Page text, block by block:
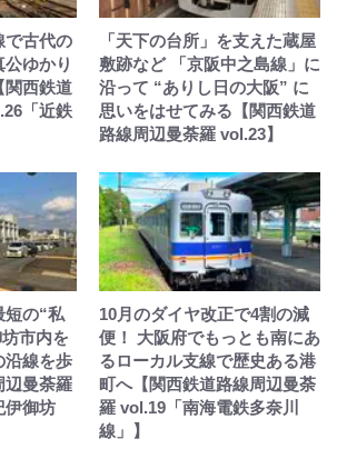
で古代の
ゆかり
関西鉄道
「近鉄
「天下の台所」を支えた蔵屋
敷跡など 「京阪中之島線」に
沿って “ありし日の大阪” に
思いをはせてみる【関西鉄道
路線周辺曼荼羅 vol.23】
短の“私
市内を
沿線を歩
辺曼荼羅
伊御坊
10月のダイヤ改正で4割の減
便！ 大阪府でもっとも南にあ
るローカル支線で歴史ある港
町へ【関西鉄道路線周辺曼荼
羅 vol.19「南海電鉄多奈川
線」】